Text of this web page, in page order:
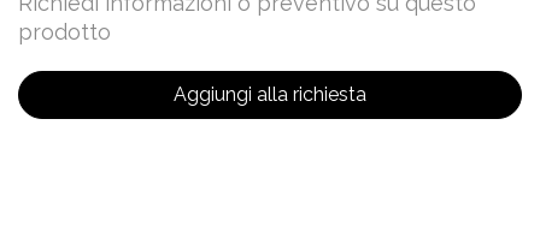
prodotto
Aggiungi alla richiesta